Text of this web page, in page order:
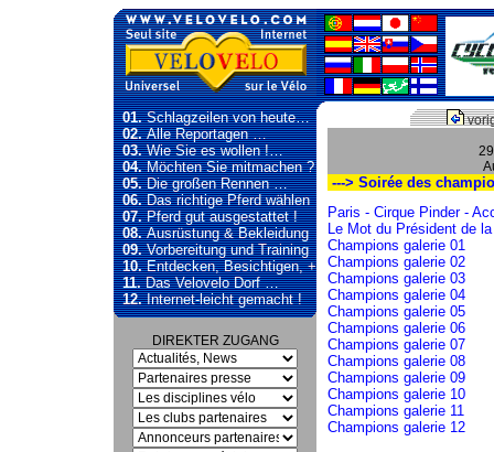
01.Schlagzeilen von heute…
02.Alle Reportagen …
03.Wie Sie es wollen !…
04.Möchten Sie mitmachen ?
05.Die großen Rennen …
06.Das richtige Pferd wählen
07.Pferd gut ausgestattet !
08.Ausrüstung & Bekleidung
09.Vorbereitung und Training
10.Entdecken, Besichtigen, +
11.Das Velovelo Dorf …
12.Internet-leicht gemacht !
DIREKTER ZUGANG
---> Soirée des
Paris - Cirque Pinder -
Le Mot du Président de
Champions galerie 01
Champions galerie 02
Champions galerie 03
Champions galerie 04
Champions galerie 05
Champions galerie 06
Champions galerie 07
Champions galerie 08
Champions galerie 09
Champions galerie 10
Champions galerie 11
Champions galerie 12